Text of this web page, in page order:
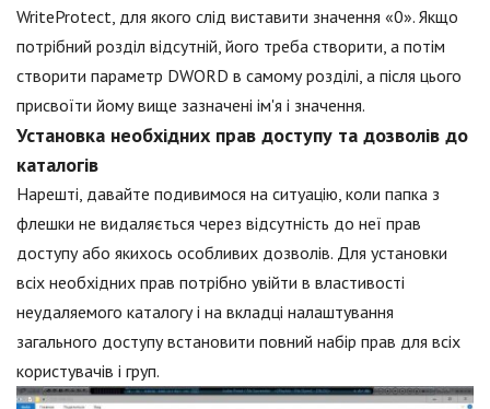
WriteProtect, для якого слід виставити значення «0». Якщо
потрібний розділ відсутній, його треба створити, а потім
створити параметр DWORD в самому розділі, а після цього
присвоїти йому вище зазначені ім'я і значення.
Установка необхідних прав доступу та дозволів до
каталогів
Нарешті, давайте подивимося на ситуацію, коли папка з
флешки не видаляється через відсутність до неї прав
доступу або якихось особливих дозволів. Для установки
всіх необхідних прав потрібно увійти в властивості
неудаляемого каталогу і на вкладці налаштування
загального доступу встановити повний набір прав для всіх
користувачів і груп.